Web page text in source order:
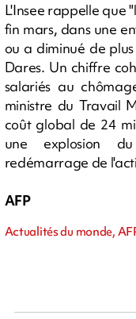
L'Insee rappelle que
fin mars, dans une
ou a diminué de
Dares. Un chiffre
salariés au
ministre du Travail
coût global de 24
une explosion
redémarrage de
AFP
Actualités du monde,